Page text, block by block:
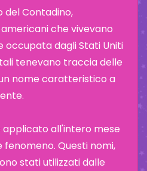
del Contadino,
che vivevano
dagli Stati Uniti
tenevano traccia delle
nome caratteristico a
all'intero mese
fenomeno. Questi nomi,
stati utilizzati dalle